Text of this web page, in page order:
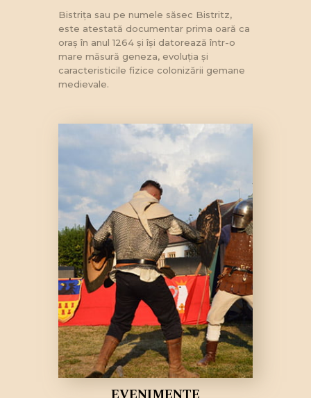
Bistriţa sau pe numele săsec Bistritz,
este atestată documentar prima oară ca
oraş în anul 1264 şi îşi datorează într-o
mare măsură geneza, evoluţia şi
caracteristicile fizice colonizării gemane
medievale.